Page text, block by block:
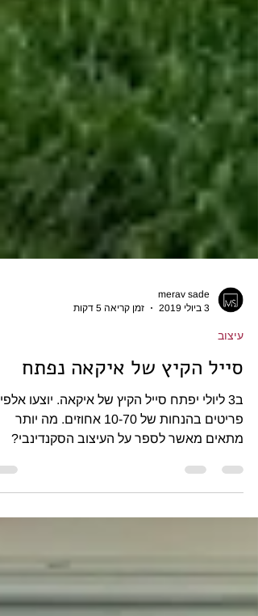
3 ביולי 2019
זמן קריאה 5 דקות
עיצוב
סייל הקיץ של איקאה נפתח
פריטים בהנחות של 10-70 אחוזים. מה יותר
מתאים מאשר לספר על העיצוב הסקנדינבי?